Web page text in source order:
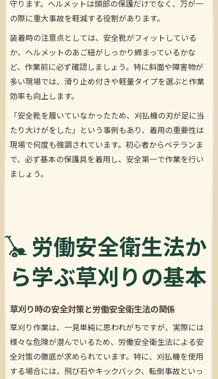
守ります。ヘルメットは頭部の保護だけでなく、万が一
の際に重大事故を軽減する役割があります。
装着時の注意点としては、安全靴がフィットしている
か、ヘルメットのあご紐がしっかり締まっているかな
ど、作業前に必ず確認しましょう。特に斜面や障害物が
多い現場では、滑り止め付きや軽量タイプを選ぶと作業
効率も向上します。
「安全靴を履いていなかったため、刈払機の刃が足に当
たり大けがをした」という事例もあり、着用の重要性は
現場で何度も強調されています。初心者からベテランま
で、必ず基本の保護具を着用し、安全第一で作業を行い
ましょう。
労働安全衛生法か
ら学ぶ草刈りの基本
草刈り時の安全対策と労働安全衛生法の関係
草刈り作業は、一見単純に思われがちですが、実際には
様々な危険が潜んでいるため、労働安全衛生法による安
全対策の徹底が求められています。特に、刈払機を使用
する場合には、飛び石やキックバック、転倒事故といっ